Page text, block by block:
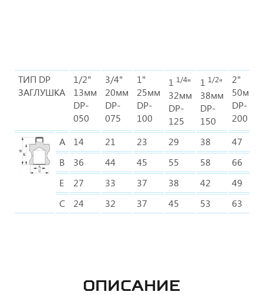
ТИП DP
ЗАГЛУШКА
1/2"
13мм
DP-
050
3/4"
20мм
DP-
075
1"
25мм
DP-
100
1 1/4"
32мм
DP-
125
1 1/2"
38мм
DP-
150
2"
50мм
DP-
200
A
14 21 23 29 38
47
B
36 44 45 55 58
66
E
27 33 37 38 42
49
C
24 32 37 45 53 63
ОПИСАНИЕ